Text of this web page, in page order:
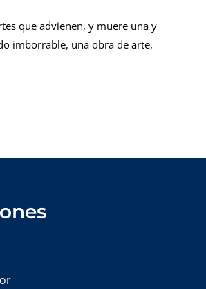
que advienen, y muere una y
imborrable, una obra de arte,